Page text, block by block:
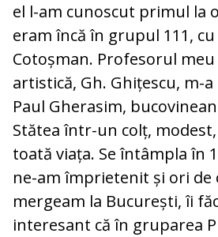
el l-am cunoscut primul la
eram încă în grupul 111,
Cotoșman. Profesorul
artistică, Gh. Ghițescu, m-
Paul Gherasim,
Stătea într-un colț,
toată viața. Se întâmpla în
ne-am împrietenit și ori de
mergeam la București, îi
interesant că în gruparea